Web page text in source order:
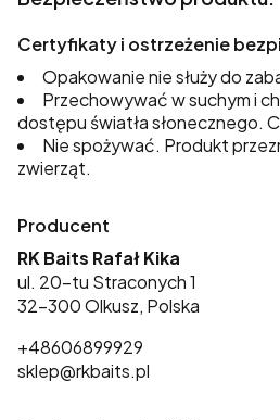
Certyfikaty i ostrzeżenie
Opakowanie nie służy do
Przechowywać w suchym i
dostępu światła słonecznego.
Nie spożywać. Produkt
zwierząt.
Producent
RK Baits Rafał Kika
ul. 20-tu Straconych 1
32-300 Olkusz, Polska
+48606899929
sklep@rkbaits.pl